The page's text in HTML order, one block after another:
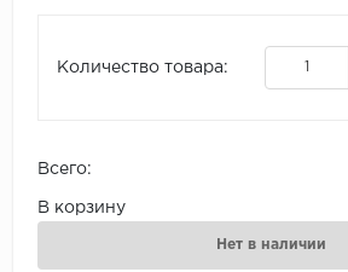
Количество товара:
Всего:
В корзину
Нет в наличии